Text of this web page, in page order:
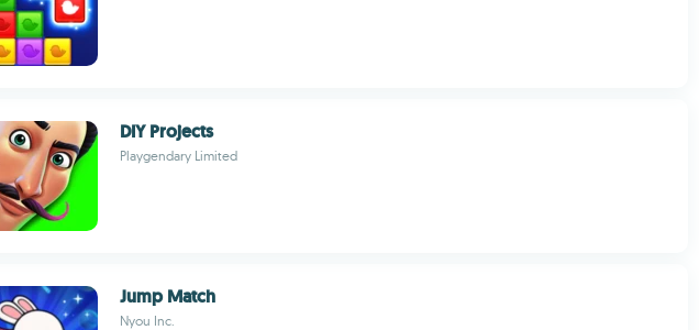
DIY Projects
Playgendary Limited
Jump Match
Nyou Inc.